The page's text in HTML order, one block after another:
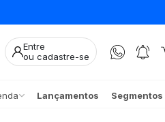
Entre
ou cadastre-se
Lançamentos Segmentos